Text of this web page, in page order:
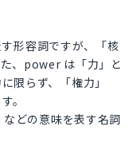
形容詞ですが、「核
、power は「力」と
限らず、「権力」
。
どの意味を表す名詞